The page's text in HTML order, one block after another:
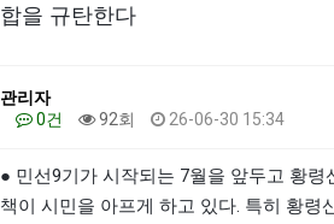
합을 규탄한다
관리자
0건
92회 26-06-30 15:34
● 민선9기가 시작되는 7월을 앞두고 황령
책이 시민을 아프게 하고 있다. 특히 황령